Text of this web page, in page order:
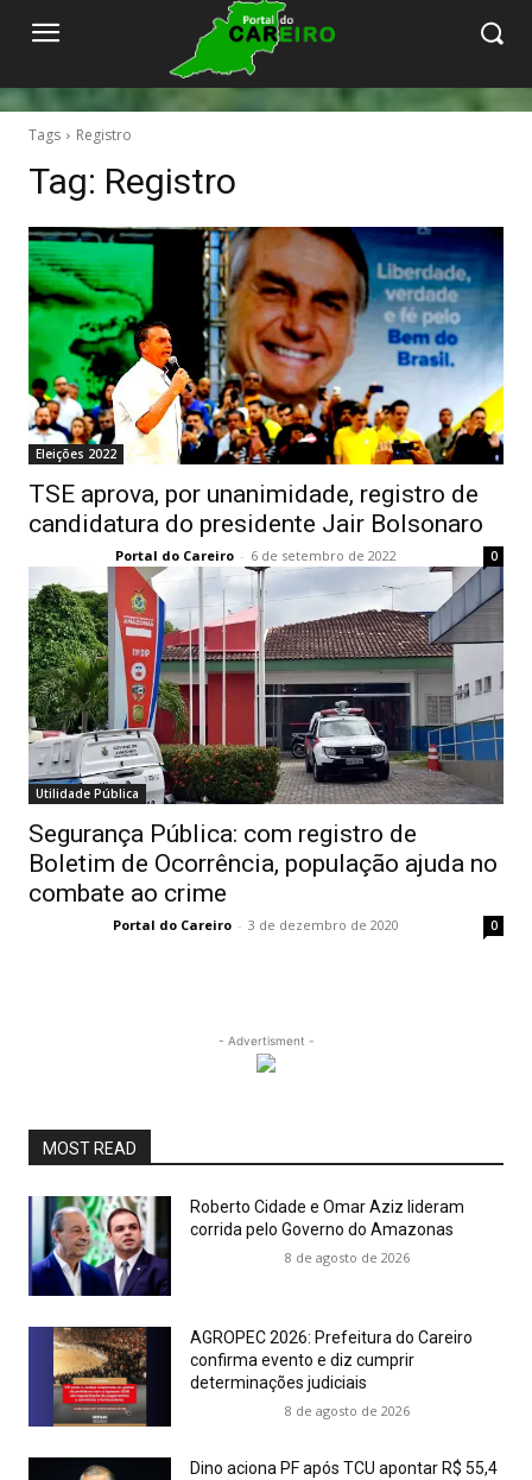
Tags Registro
Tag: Registro
Eleições 2022
TSE aprova, por unanimidade, registro de
candidatura do presidente Jair Bolsonaro
Portal do Careiro - 6 de setembro de 2022 0
Utilidade Pública
Segurança Pública: com registro de
Boletim de Ocorrência, população ajuda no
combate ao crime
Portal do Careiro - 3 de dezembro de 2020 0
- Advertisment -
MOST READ
Roberto Cidade e Omar Aziz lideram
corrida pelo Governo do Amazonas
8 de agosto de 2026
AGROPEC 2026: Prefeitura do Careiro
confirma evento e diz cumprir
determinações judiciais
8 de agosto de 2026
Dino aciona PF após TCU apontar R$ 55,4